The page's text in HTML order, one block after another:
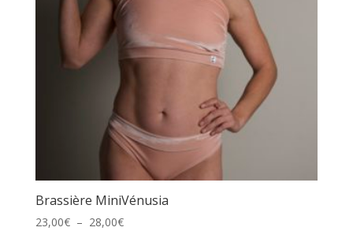
Brassière MiniVénusia
23,00€ – 28,00€Plage